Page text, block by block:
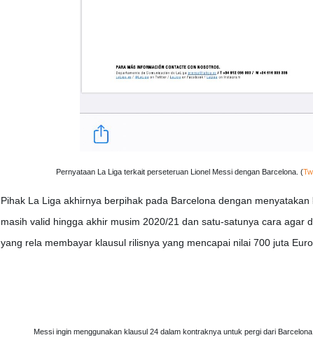
Pernyataan La Liga terkait perseteruan Lionel Messi dengan Barcelona. (
Pihak La Liga akhirnya berpihak pada Barcelona dengan
masih valid hingga akhir musim 2020/21 dan satu-satunya cara agar
yang rela membayar klausul rilisnya yang mencapai nilai 700 juta
Messi ingin menggunakan klausul 24 dalam kontraknya untuk pergi dari